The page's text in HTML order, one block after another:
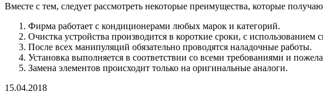
Вместе с тем, следует рассмотреть некоторые преимущества, которые
Фирма работает с кондиционерами любых марок и категорий.
Очистка устройства производится в короткие сроки, с использованием
После всех манипуляций обязательно проводятся наладочные работы.
Установка выполняется в соответствии со всеми требованиями и
Замена элементов происходит только на оригинальные аналоги.
15.04.2018